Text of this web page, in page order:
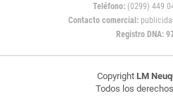
Teléfono: (0299) 449
Contacto comercial:
Registro DNA:
Copyright LM
Todos los